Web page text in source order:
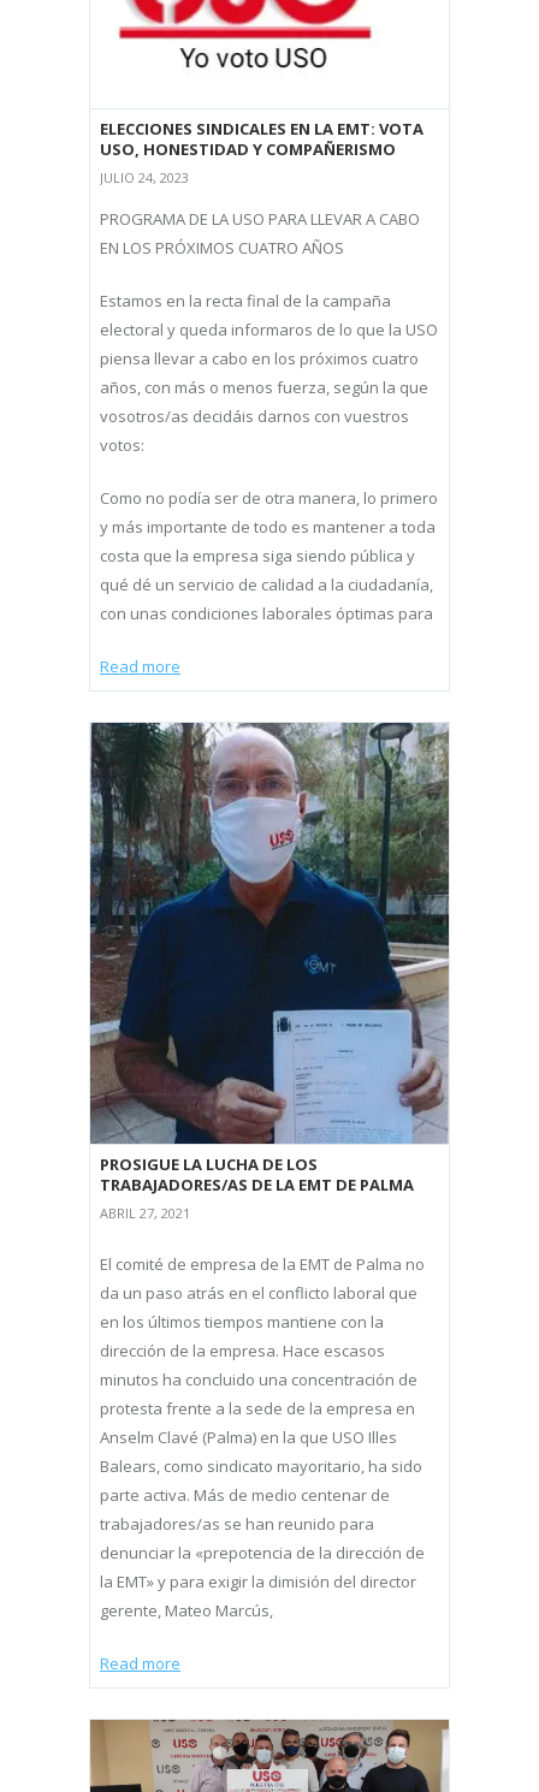
ELECCIONES SINDICALES EN LA EMT: VOTA
USO, HONESTIDAD Y COMPAÑERISMO
JULIO 24, 2023
PROGRAMA DE LA USO PARA LLEVAR A CABO
EN LOS PRÓXIMOS CUATRO AÑOS
Estamos en la recta final de la campaña
electoral y queda informaros de lo que la USO
piensa llevar a cabo en los próximos cuatro
años, con más o menos fuerza, según la que
vosotros/as decidáis darnos con vuestros
votos:
Como no podía ser de otra manera, lo primero
y más importante de todo es mantener a toda
costa que la empresa siga siendo pública y
qué dé un servicio de calidad a la ciudadanía,
con unas condiciones laborales óptimas para
Read more
PROSIGUE LA LUCHA DE LOS
TRABAJADORES/AS DE LA EMT DE PALMA
ABRIL 27, 2021
El comité de empresa de la EMT de Palma no
da un paso atrás en el conflicto laboral que
en los últimos tiempos mantiene con la
dirección de la empresa. Hace escasos
minutos ha concluido una concentración de
protesta frente a la sede de la empresa en
Anselm Clavé (Palma) en la que USO Illes
Balears, como sindicato mayoritario, ha sido
parte activa. Más de medio centenar de
trabajadores/as se han reunido para
denunciar la «prepotencia de la dirección de
la EMT» y para exigir la dimisión del director
gerente, Mateo Marcús,
Read more